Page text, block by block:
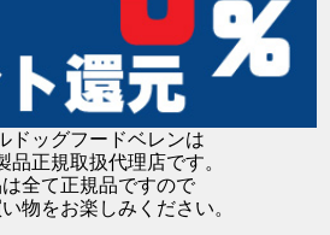
ドッグフードベレンは
品正規取扱代理店です。
全て正規品ですので
物をお楽しみください。